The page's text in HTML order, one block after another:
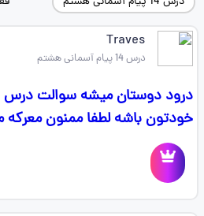
Traves
درس 14 پیام آسمانی هشتم
خودتون باشه لطفا ممنون معرکه